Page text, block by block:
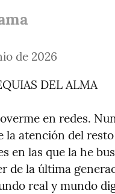
de 2026
DEL ALMA
en redes.
la atención del
en las que la he
de la última
real y mundo